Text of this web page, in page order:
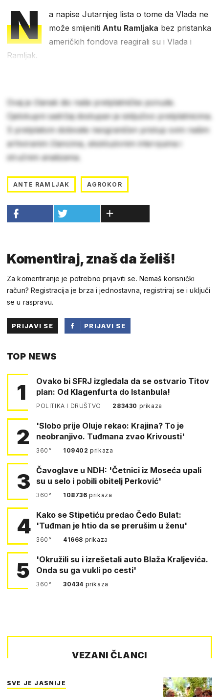
N
a napise Jutarnjeg lista o tome da Vlada ne
može smijeniti Antu Ramljaka bez pristanka
američkih fondova reagirali su i Vlada i
Ramljak.
Ovaj je članak dio naše pretplatničke ponude.
Cjelokupni sadržaj dostupan je isključivo pretplatnicima.
S pretplatom dobivate neograničen pristup svim našim
arhiviranim člancima, ekskluzivnim intervjuima i
stručnim analizama.
ANTE RAMLJAK AGROKOR
Komentiraj, znaš da želiš!
Za komentiranje je potrebno prijaviti se. Nemaš korisnički
račun? Registracija je brza i jednostavna, registriraj se i uključi
se u raspravu.
PRIJAVI SE
PRIJAVI SE
TOP NEWS
1
Ovako bi SFRJ izgledala da se ostvario Titov
plan: Od Klagenfurta do Istanbula!
POLITIKA I DRUŠTVO 283430 prikaza
2
'Slobo prije Oluje rekao: Krajina? To je
neobranjivo. Tuđmana zvao Krivousti'
360° 109402prikaza
3
Čavoglave u NDH: 'Četnici iz Moseća upali
su u selo i pobili obitelj Perković'
360° 108736prikaza
4 Kako se Stipetiću predao Čedo Bulat:
'Tuđman je htio da se prerušim u ženu'
360° 41668 prikaza
5
'Okružili su i izrešetali auto Blaža Kraljevića.
Onda su ga vukli po cesti'
360° 30434 prikaza
VEZANI ČLANCI
SVE JE JASNIJE